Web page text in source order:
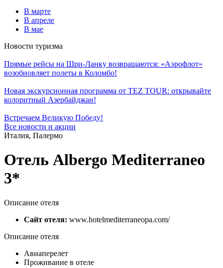
В марте
В апреле
В мае
Новости туризма
Прямые рейсы на Шри-Ланку возвращаются: «Аэрофлот»
возобновляет полеты в Коломбо!
Новая экскурсионная программа от TEZ TOUR: открывайте
колоритный Азербайджан!
Встречаем Великую Победу!
Все новости и акции
Италия, Палермо
Отель Albergo Mediterraneo
3*
Описание отеля
Сайт отеля: www.hotelmediterraneopa.com/
Описание отеля
Авиаперелет
Проживание в отеле